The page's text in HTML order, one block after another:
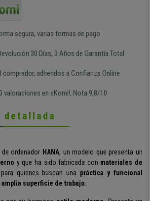
segura, varias formas de pago
30 Días, 3 Años de Garantía Total
comprador, adheridos a Confianza Online
valoraciones en eKomi!, Nota 9,8/10
detallada
ordenador HANA, un modelo quepresenta un
y que ha sido fabricada con materiales de
quienes buscan una práctica y funcional
amplia superficie de trabajo